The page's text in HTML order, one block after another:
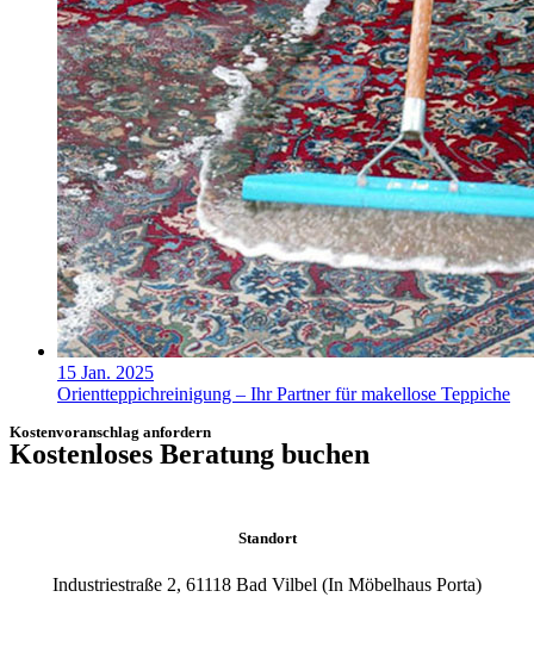
15 Jan. 2025
Orientteppichreinigung – Ihr Partner für makellose Teppiche
Kostenvoranschlag anfordern
Kostenloses Beratung buchen
Standort
Industriestraße 2, 61118 Bad Vilbel (In Möbelhaus Porta)